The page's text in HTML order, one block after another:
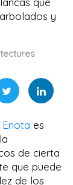
y
Enota es
de cierta
que puede
de los